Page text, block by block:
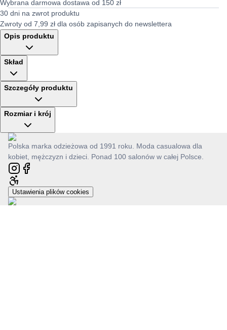
Wybrana darmowa dostawa od 150 zł
30 dni na zwrot produktu
Zwroty od 7,99 zł dla osób zapisanych do newslettera
Opis produktu
Skład
Szczegóły produktu
Rozmiar i krój
Polska marka odzieżowa od 1991 roku. Moda casualowa dla
kobiet, mężczyzn i dzieci. Ponad 100 salonów w całej Polsce.
Ustawienia plików cookies